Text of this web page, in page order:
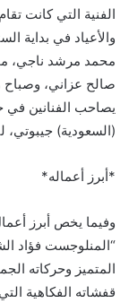
الفنية التي كانت
والأعياد في بداية
محمد مرشد ناجي،
صالح عزاني،
يصاحب الفنانين في
(السعودية) جيبوتي،
*أبرز أعماله*
وفيما يخص أبرز
“المنلوجست فؤاد
المتميز وحركاته
قفشاته الفكاهية